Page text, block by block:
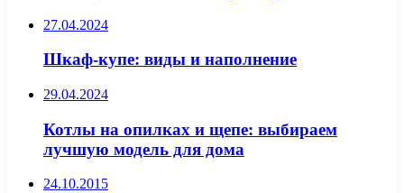
27.04.2024
Шкаф-купе: виды и наполнение
29.04.2024
Котлы на опилках и щепе: выбираем
лучшую модель для дома
24.10.2015